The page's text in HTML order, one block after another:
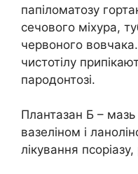
папіломатозу
сечового міхура,
червоного
чистотілу
пародонтозі.
Плантазан Б – мазь
вазеліном і
лікування